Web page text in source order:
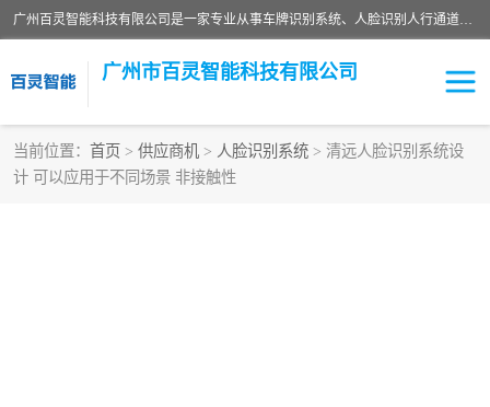
广州百灵智能科技有限公司是一家专业从事车牌识别系统、人脸识别人行通道、安防监控交通设施、停车场智能管理系统、停车场云平台、车牌识别一体机、自动道闸、通道设备、交通设施及交通划线等产品研发、生产和销售的高新技术企业。
广州市百灵智能科技有限公司
当前位置： 首页 > 供应商机 > 人脸识别系统 > 清远人脸识别系统设
计 可以应用于不同场景 非接触性